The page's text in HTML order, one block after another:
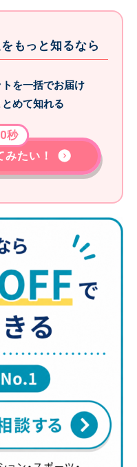
もっと知るなら
を一括でお届け
めて知れる
たい！
秒